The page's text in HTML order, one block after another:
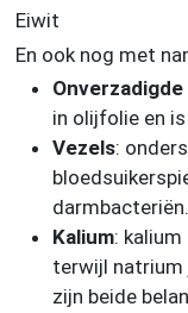
Eiwit
En ook nog met
in olijfolie en
Vezels:
darmbacteriën.
Kalium:
terwijl natrium
zijn beide